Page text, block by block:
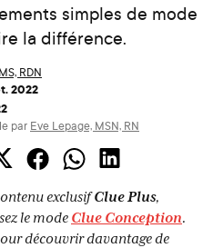
simples de mode
la différence.
RDN
2022
par Eve Lepage, MSN, RN
exclusifClue Plus,
le mode Clue Conception.
découvrir davantage de